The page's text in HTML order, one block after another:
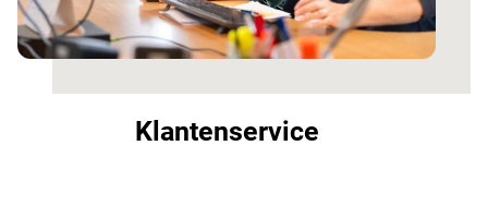
Klantenservice